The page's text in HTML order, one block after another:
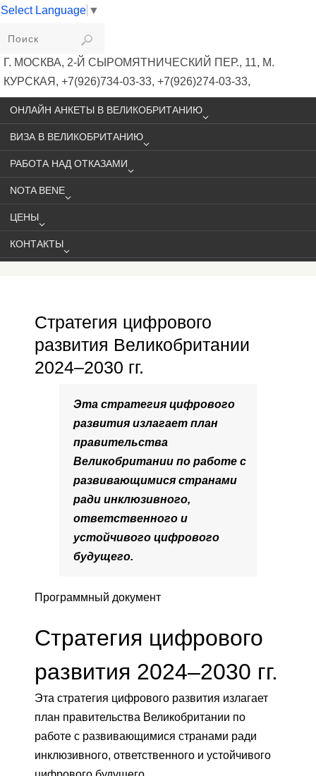
Select Language ▼
VIKIVISA
Г. МОСКВА, 2-Й СЫРОМЯТНИЧЕСКИЙ ПЕР., 11, М.
КУРСКАЯ, +7(926)734-03-33, +7(926)274-03-33,
VISA@VIKIVISA.RU
ОНЛАЙН АНКЕТЫ В ВЕЛИКОБРИТАНИЮ
ВИЗА В ВЕЛИКОБРИТАНИЮ
РАБОТА НАД ОТКАЗАМИ
NOTA BENE
ЦЕНЫ
КОНТАКТЫ
Стратегия цифрового
развития Великобритании
2024–2030 гг.
Эта стратегия цифрового
развития излагает план
правительства
Великобритании по работе с
развивающимися странами
ради инклюзивного,
ответственного и
устойчивого цифрового
будущего.
Программный документ
Стратегия цифрового
развития 2024–2030 гг.
Эта стратегия цифрового развития излагает
план правительства Великобритании по
работе с развивающимися странами ради
инклюзивного, ответственного и устойчивого